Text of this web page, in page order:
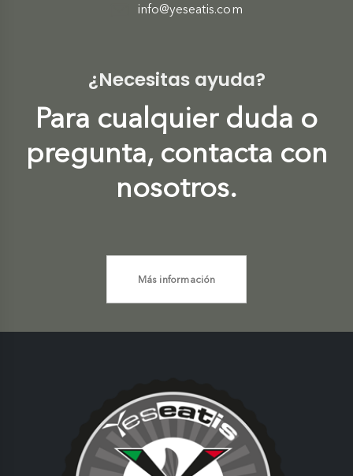
info@yeseatis.com
¿Necesitas ayuda?
Para cualquier duda o
pregunta, contacta con
nosotros.
Más información